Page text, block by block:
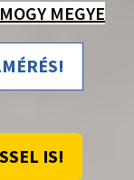
MEGYE
IS!